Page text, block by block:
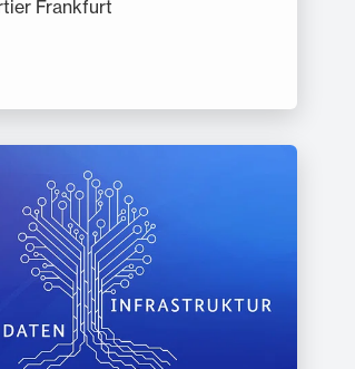
Frankfurt